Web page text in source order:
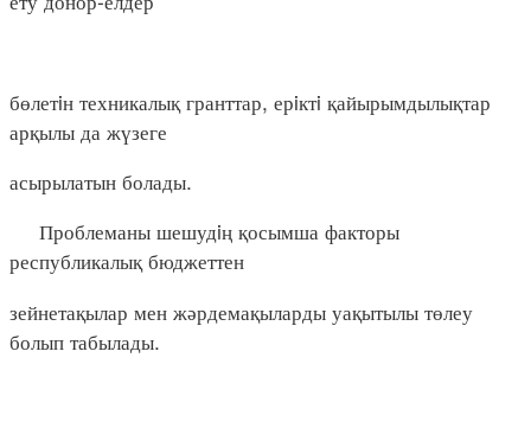
бөлетiн техникалық гранттар, ерiктi қайырымдылықтар
арқылы да жүзеге
асырылатын болады.
Проблеманы шешудiң қосымша факторы
республикалық бюджеттен
зейнетақылар мен жәрдемақыларды уақытылы төлеу
болып табылады.